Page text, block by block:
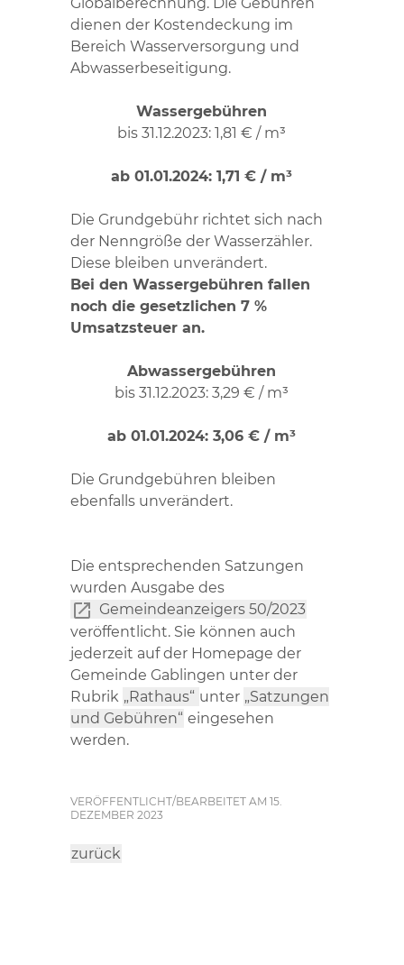
dienen der Kostendeckung im
Bereich Wasserversorgung und
Abwasserbeseitigung.
Wassergebühren
bis 31.12.2023: 1,81 € / m³
ab 01.01.2024: 1,71 € / m³
Die Grundgebühr richtet sich nach
der Nenngröße der Wasserzähler.
Diese bleiben unverändert.
Bei den Wassergebühren fallen
noch die gesetzlichen 7 %
Umsatzsteuer an.
Abwassergebühren
bis 31.12.2023: 3,29 € / m³
ab 01.01.2024: 3,06 € / m³
Die Grundgebühren bleiben
ebenfalls unverändert.
Die entsprechenden Satzungen
wurden Ausgabe des
Gemeindeanzeigers 50/2023
veröffentlicht. Sie können auch
jederzeit auf der Homepage der
Gemeinde Gablingen unter der
Rubrik „Rathaus“ unter „Satzungen
und Gebühren“ eingesehen
werden.
VERÖFFENTLICHT/BEARBEITET AM 15.
DEZEMBER 2023
zurück